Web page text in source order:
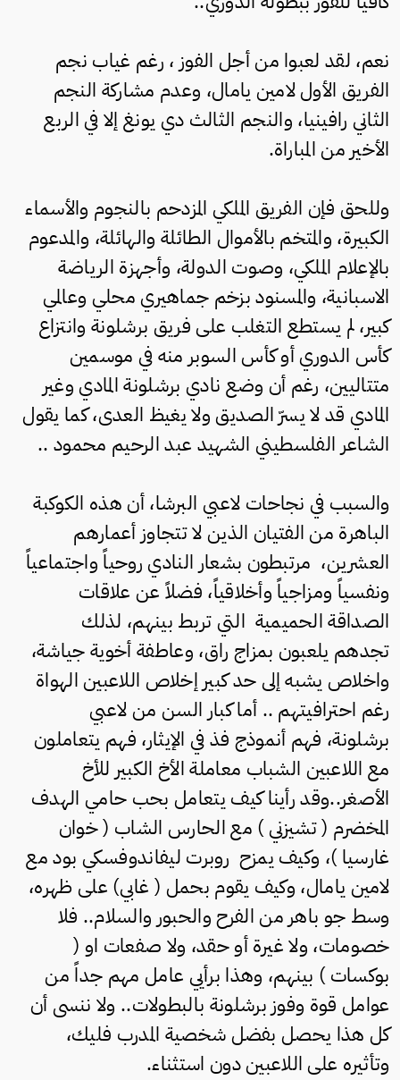
نعم، لقد لعبوا من أجل الفوز ، رغم غياب نجم
الفريق الأول لامين يامال، وعدم مشاركة النجم
الثاني رافينيا، والنجم الثالث دي يونغ إلا في الربع
الأخير من المباراة.
وللحق فإن الفريق الملكي المزدحم بالنجوم والأسماء
الكبيرة، والمتخم بالأموال الطائلة والهائلة، والمدعوم
بالإعلام الملكي، وصوت الدولة، وأجهزة الرياضة
الاسبانية، والمسنود بزخم جماهيري محلي وعالمي
كبير، لم يستطع التغلب على فريق برشلونة وانتزاع
كأس الدوري أو كأس السوبر منه في موسمين
متتاليين، رغم أن وضع نادي برشلونة المادي وغير
المادي قد لا يسرّ الصديق ولا يغيظ العدى، كما يقول
الشاعر الفلسطيني الشهيد عبد الرحيم محمود ..
والسبب في نجاحات لاعبي البرشا، أن هذه الكوكبة
الباهرة من الفتيان الذين لا تتجاوز أعمارهم
العشرين، مرتبطون بشعار النادي روحياً واجتماعياً
ونفسياً ومزاجياً وأخلاقياً، فضلاً عن علاقات
الصداقة الحميمية التي تربط بينهم، لذلك
تجدهم يلعبون بمزاج راق، وعاطفة أخوية جياشة،
واخلاص يشبه إلى حد كبير إخلاص اللاعبين الهواة
رغم احترافيتهم .. أما كبار السن من لاعبي
برشلونة، فهم أنموذج فذ في الإيثار، فهم يتعاملون
مع اللاعبين الشباب معاملة الأخ الكبير للأخ
الأصغر..وقد رأينا كيف يتعامل بحب حامي الهدف
المخضرم ( تشيزني ) مع الحارس الشاب ( خوان
غارسيا )، وكيف يمزح روبرت ليفاندوفسكي بود مع
لامين يامال، وكيف يقوم بحمل ( غابي) على ظهره،
وسط جو باهر من الفرح والحبور والسلام.. فلا
خصومات، ولا غيرة أو حقد، ولا صفعات او (
بوكسات ) بينهم، وهذا برأيي عامل مهم جداً من
عوامل قوة وفوز برشلونة بالبطولات.. ولا ننسى أن
كل هذا يحصل بفضل شخصية المدرب فليك،
وتأثيره على اللاعبين دون استثناء.